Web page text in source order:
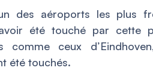
des aéroports les plus
été touché par cette
comme ceux
été touchés.